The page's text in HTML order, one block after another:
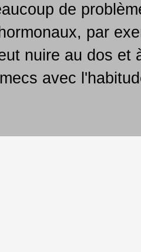
de
par
nuire au dos et
mecs avec